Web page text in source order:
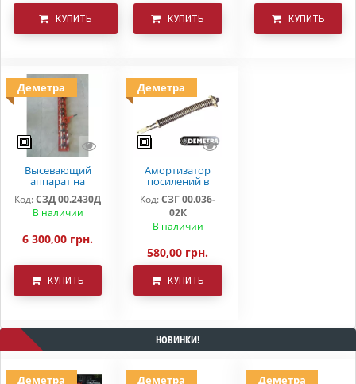
КУПИТЬ КУПИТЬ КУПИТЬ
Деметра
Высевающий
аппарат на
зерновую сеялку
в сборе с дном СЗ
5,4(3,6) Деметра
Код:СЗД 00.2430Д
В наличии
6 300,00 грн.
КУПИТЬ
Деметра
Амортизатор
посилений в
зборі СЗ-3,6 (5,4)
Код: СЗГ 00.036-
02К
В наличии
580,00 грн.
КУПИТЬ
НОВИНКИ!
Деметра Деметра Деметра